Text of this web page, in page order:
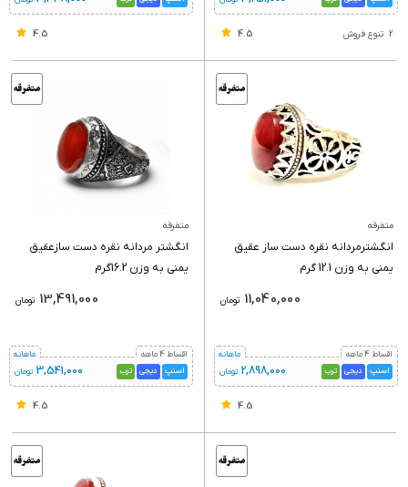
2 تنوع فروش 4.5
4.5
متفرقه
انگشترمردانه نقره دست ساز عقیق
یمنی به وزن 12.1 گرم
تومان 11,040,000
اقساط 4 ماهه
اسنپ
دیجی ترب 2,898,000 تومان
ماهانه
4.5
متفرقه
انگشتر مردانه نقره دست سازعقیق
یمنی به وزن 16.2گرم
تومان 13,491,000
اقساط 4 ماهه
اسنپ
دیجی ترب 3,541,000 تومان
ماهانه
4.5